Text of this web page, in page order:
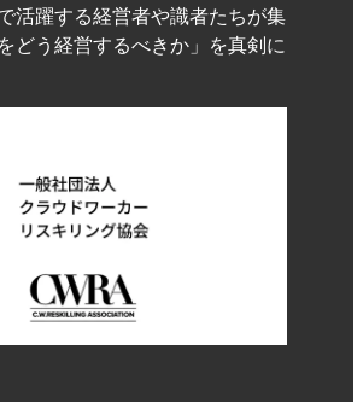
活躍する経営者や識者たちが集
どう経営するべきか」を真剣に